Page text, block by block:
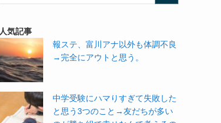
人気記事
報ステ、富川アナ以外も体調不良
→完全にアウトと思う。
中学受験にハマりすぎて失敗した
と思う3つのこと→友だちが多い